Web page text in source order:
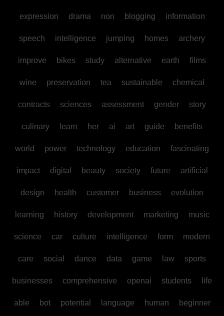
expression drama non blogging information
speech intelligence jumping homes archery
improve bikes study alternative earth films
wine preservation tea sustainable chemical
contracts sciences assessment gender story
culinary learn her ai art guide benefits
world power technology education fascinating
impact digital beauty society future artificial
design health customer business evolution
learning history development marketing music
science car culture intelligence form modern
care social dance data game law sports
businesses comprehensive openai students life
able bot potential language human beginner